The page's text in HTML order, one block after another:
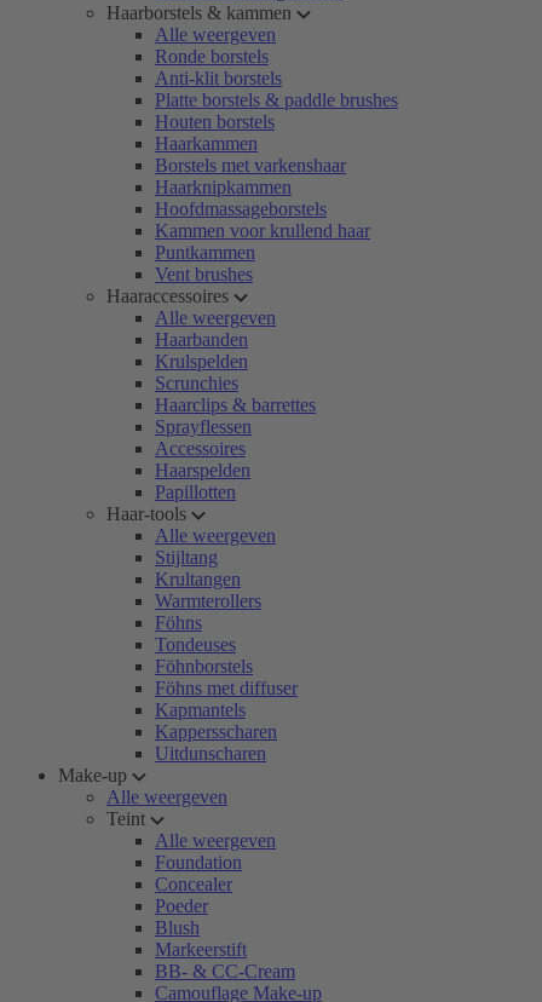
Haarborstels & kammen
Alle weergeven
Ronde borstels
Anti-klit borstels
Platte borstels & paddle brushes
Houten borstels
Haarkammen
Borstels met varkenshaar
Haarknipkammen
Hoofdmassageborstels
Kammen voor krullend haar
Puntkammen
Vent brushes
Haaraccessoires
Alle weergeven
Haarbanden
Krulspelden
Scrunchies
Haarclips & barrettes
Sprayflessen
Accessoires
Haarspelden
Papillotten
Haar-tools
Alle weergeven
Stijltang
Krultangen
Warmterollers
Föhns
Tondeuses
Föhnborstels
Föhns met diffuser
Kapmantels
Kappersscharen
Uitdunscharen
Make-up
Alle weergeven
Teint
Alle weergeven
Foundation
Concealer
Poeder
Blush
Markeerstift
BB- & CC-Cream
Camouflage Make-up